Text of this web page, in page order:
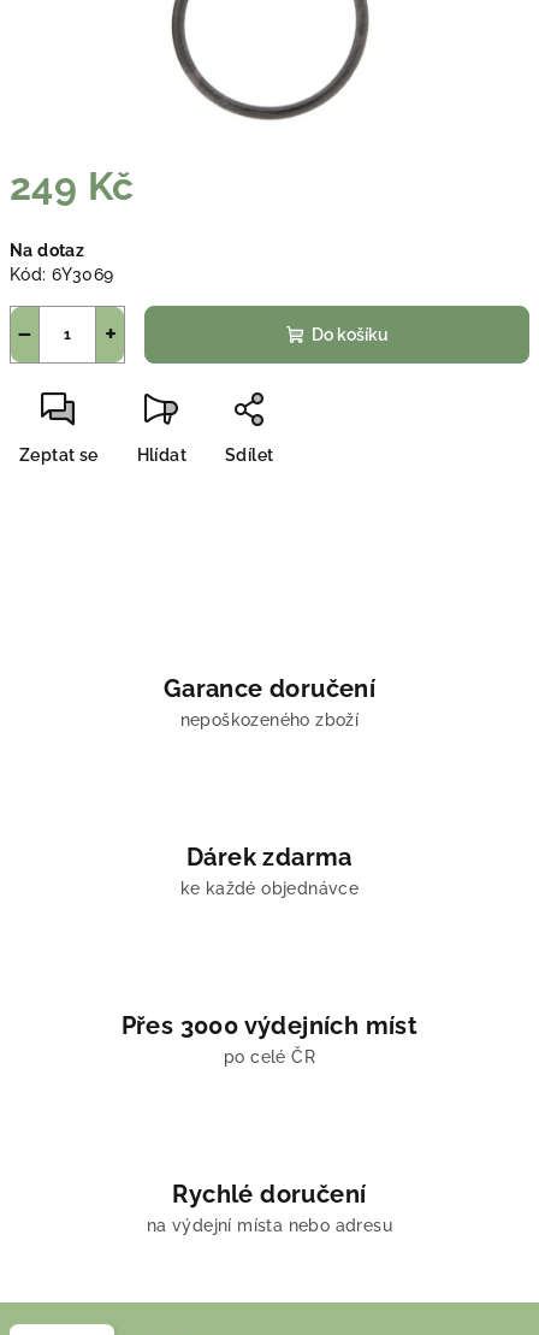
249 Kč
cena:
Na dotaz
Kód: 6Y3069
+
− Do košíku
Zeptat se Hlídat Sdílet
Garance doručení
nepoškozeného zboží
Dárek zdarma
ke každé objednávce
Přes 3000 výdejních míst
po celé ČR
Rychlé doručení
na výdejní místa nebo adresu